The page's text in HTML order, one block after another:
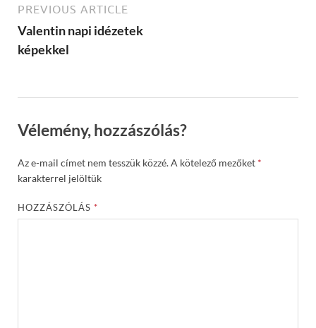
PREVIOUS ARTICLE
Valentin napi idézetek
képekkel
Vélemény, hozzászólás?
Az e-mail címet nem tesszük közzé.A kötelező mezőket *
karakterrel jelöltük
HOZZÁSZÓLÁS*